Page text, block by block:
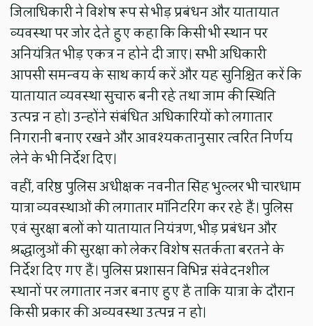
जिलाधिकारी ने विशेष रूप से भीड़ प्रबंधन और यातायात
व्यवस्था पर जोर देते हुए कहा कि किसी भी स्थान पर
अनियंत्रित भीड़ एकत्र न होने दी जाए। सभी अधिकारी
आपसी समन्वय के साथ कार्य करें और यह सुनिश्चित करें कि
यातायात व्यवस्था सुचारु बनी रहे तथा जाम की स्थिति
उत्पन्न न हो। उन्होंने संबंधित अधिकारियों को लगातार
निगरानी बनाए रखने और आवश्यकतानुसार त्वरित निर्णय
लेने के भी निर्देश दिए।
वहीं, वरिष्ठ पुलिस अधीक्षक नवनीत सिंह भुल्लर भी चारधाम
यात्रा व्यवस्थाओं की लगातार मॉनिटरिंग कर रहे हैं। पुलिस
एवं सुरक्षा बलों को यातायात नियंत्रण, भीड़ प्रबंधन और
श्रद्धालुओं की सुरक्षा को लेकर विशेष सतर्कता बरतने के
निर्देश दिए गए हैं। पुलिस प्रशासन विभिन्न संवेदनशील
स्थानों पर लगातार नजर बनाए हुए है ताकि यात्रा के दौरान
किसी प्रकार की अव्यवस्था उत्पन्न न हो।